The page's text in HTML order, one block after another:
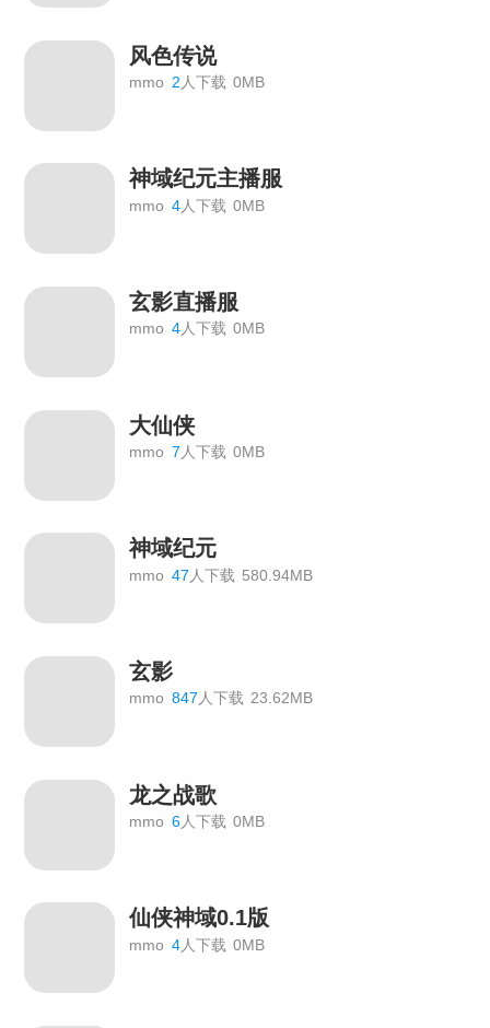
风色传说
mmo 2 人下载 0MB
神域纪元主播服
mmo 4人下载 0MB
玄影直播服
mmo 4人下载 0MB
大仙侠
mmo 7 人下载 0MB
神域纪元
mmo 47 人下载 580.94MB
玄影
mmo 847人下载 23.62MB
龙之战歌
mmo 6人下载 0MB
仙侠神域0.1版
mmo 4人下载 0MB